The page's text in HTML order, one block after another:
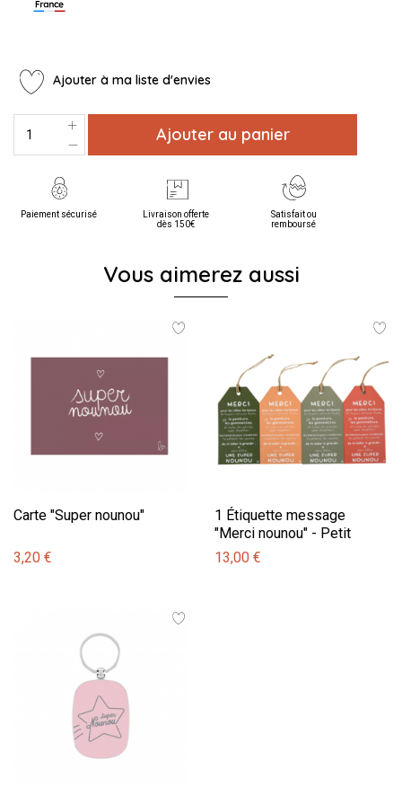
Ajouter à ma liste d'envies
Ajouter au panier
Paiement sécurisé
Livraison offerte
dès 150€
Satisfait ou
remboursé
Vous aimerez aussi
Carte "Super nounou"
3,20 €
1 Étiquette message
"Merci nounou" - Petit
modèle
13,00 €